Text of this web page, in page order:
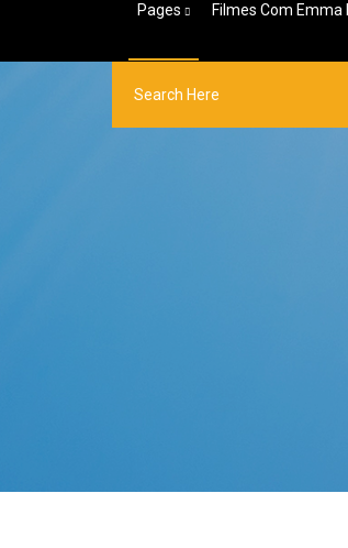
Pages Filmes Com Emma